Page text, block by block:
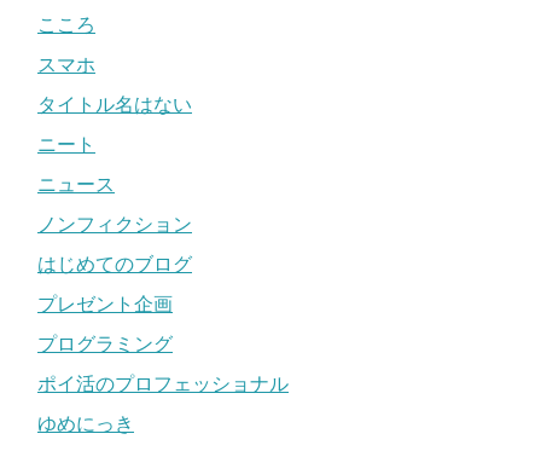
こころ
スマホ
タイトル名はない
ニート
ニュース
ノンフィクション
はじめてのブログ
プレゼント企画
プログラミング
ポイ活のプロフェッショナル
ゆめにっき